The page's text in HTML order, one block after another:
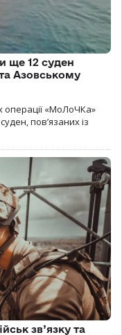
ще 12 суден
Азовському
«МоЛоЧКа»
пов’язаних із
зв’язку та